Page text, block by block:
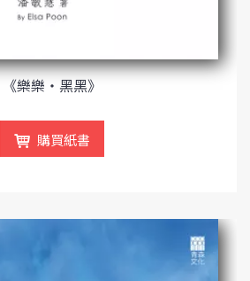
《樂樂‧黑黑》
購買紙書